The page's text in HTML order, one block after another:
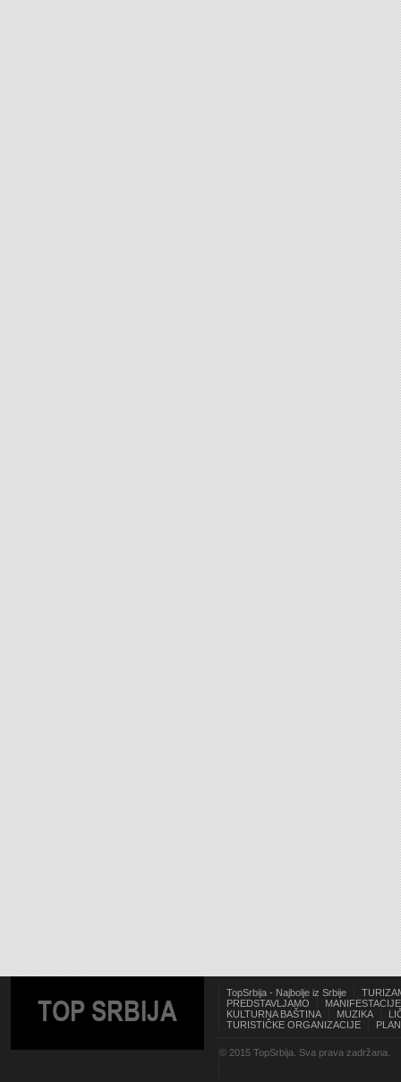
TOP SRBIJA
TopSrbija - Najbolje iz Srbije
PREDSTAVLJAMO
MANIFESTACIJE
KULTURNA BAŠTINA
MUZIKA
TURISTIČKE ORGANIZACIJE
© 2015 TopSrbija. Sva prava zadržana.